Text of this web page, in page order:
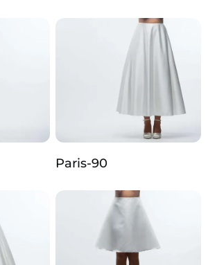
Paris-90